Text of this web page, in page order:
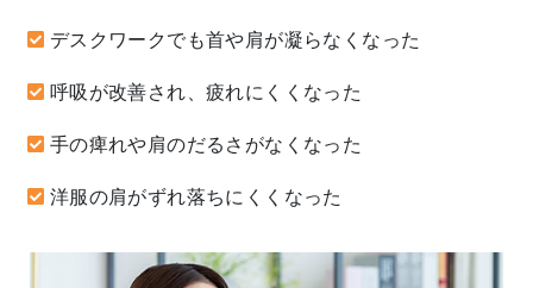
デスクワークでも首や肩が凝らなくなった
呼吸が改善され、疲れにくくなった
手の痺れや肩のだるさがなくなった
洋服の肩がずれ落ちにくくなった